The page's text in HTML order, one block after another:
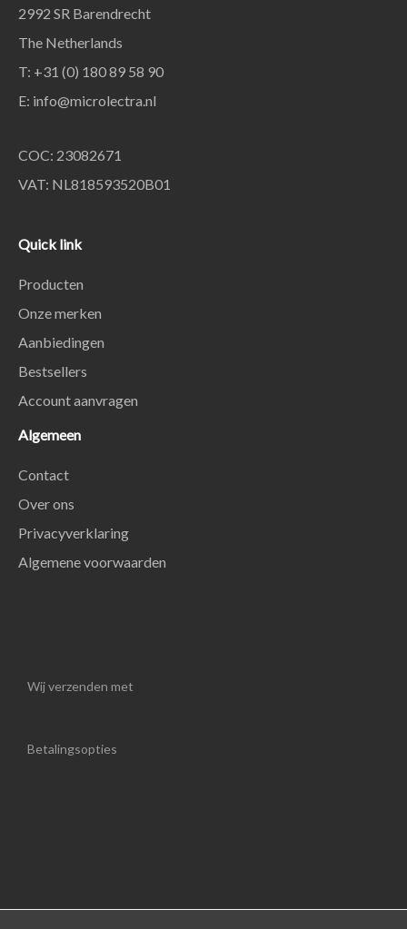
2992 SR Barendrecht
The Netherlands
T: +31 (0) 180 89 58 90
E: info@microlectra.nl
COC: 23082671
VAT: NL818593520B01
Quick link
Producten
Onze merken
Aanbiedingen
Bestsellers
Account aanvragen
Algemeen
Contact
Over ons
Privacyverklaring
Algemene voorwaarden
Wij verzenden met
Betalingsopties